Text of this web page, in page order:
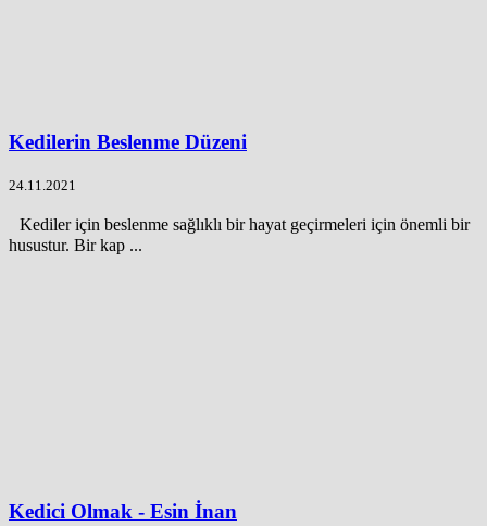
Kedilerin Beslenme Düzeni
24.11.2021
Kediler için beslenme sağlıklı bir hayat geçirmeleri için önemli bir
husustur. Bir kap ...
Kedici Olmak - Esin İnan